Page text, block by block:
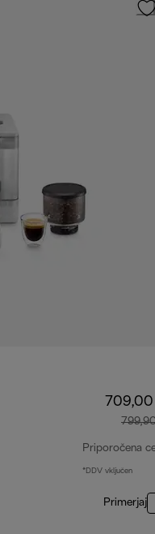
Priporočena
*DDV vključen
Primerjaj